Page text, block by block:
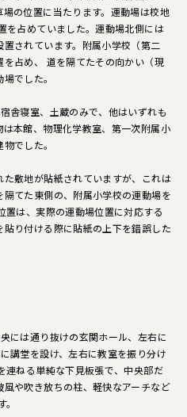
の位置に当たります。運動場は校地
を占めていました。運動場北側には
されています。附属小学校（第二
占め、 道を隔てたその向かい（現
でした。
舎寝室、土蔵のみで、他はいずれも
本館、物理化学教室、第一次附属小
でした。
敷地が貼紙されていますが、これは
てた東側の、附属小学校の運動場を
置は、実際の運動場位置に対応する
り付ける際に貼紙の上下を錯誤した
には通り抜けの玄関ホール、左右に
講堂を設け、左右に教室を振り分け
連ねる単純な下見板張で、中央部だ
や吹き放ちの柱、軽快なアーチなど